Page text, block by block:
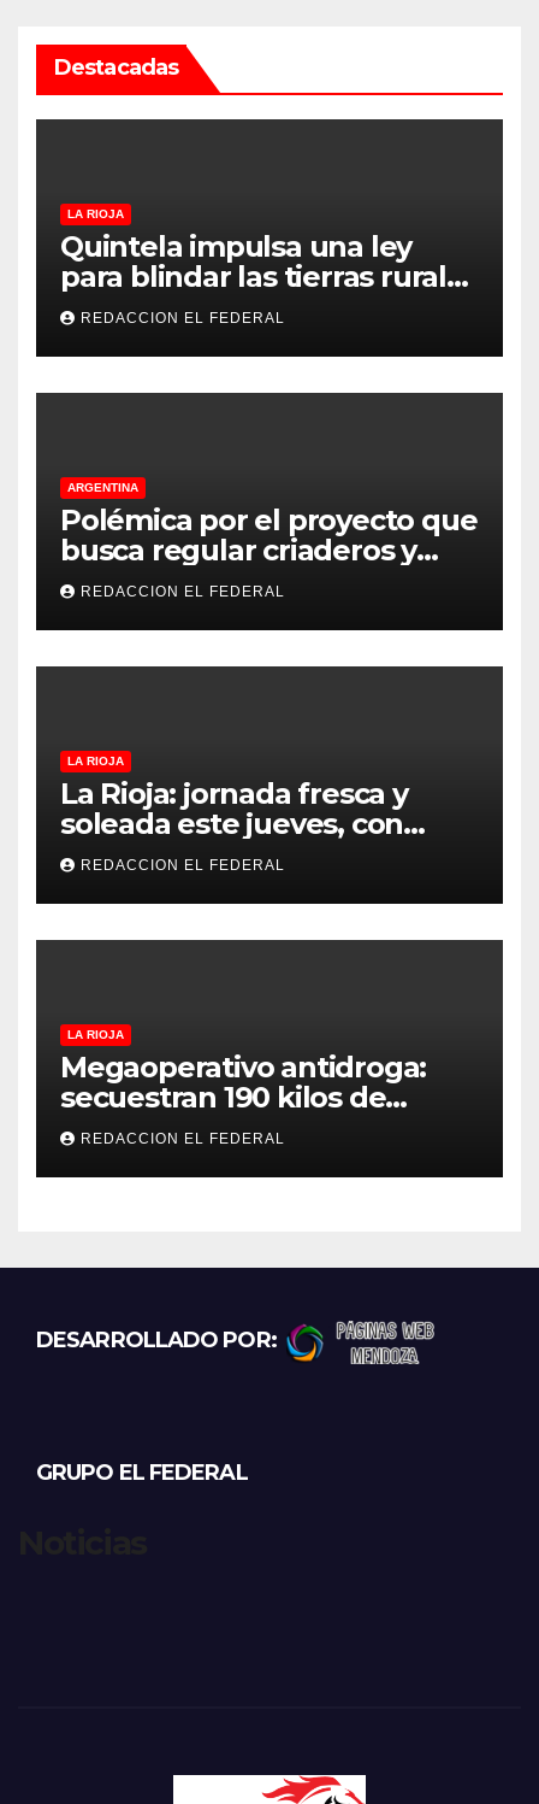
Destacadas
LA RIOJA
Quintela impulsa una ley
para blindar las tierras rurales
de La Rioja: cuáles son los
principales puntos
REDACCION EL FEDERAL
ARGENTINA
Polémica por el proyecto que
busca regular criaderos y
refugios de perros y gatos:
denuncian excesos, mientras
proteccionistas reclaman
controles más duros
REDACCION EL FEDERAL
LA RIOJA
La Rioja: jornada fresca y
soleada este jueves, con
temperaturas estables para
el viernes
REDACCION EL FEDERAL
LA RIOJA
Megaoperativo antidroga:
secuestran 190 kilos de
marihuana que tenían como
destino La Rioja y Catamarca
REDACCION EL FEDERAL
DESARROLLADO POR:
GRUPO EL FEDERAL